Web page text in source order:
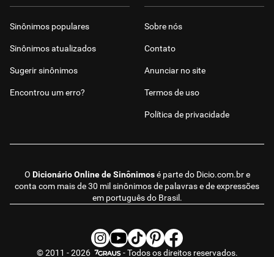
O Dicionário Online de Sinônimosé parte do Dicio.com.bre
conta com mais de 30 mil sinônimos de palavras e de expressões
em português do Brasil.
Sinônimos populares
Sinônimos atualizados
Sugerir sinônimos
Encontrou um erro?
Sobre nós
Contato
Anunciar no site
Termos de uso
Política de privacidade
© 2011 - 2026 - Todos os direitos reservados.